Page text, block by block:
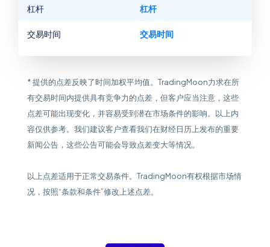
杠杆 杠杆
交易时间 交易时间
* 提供的点差反映了时间加权平均值。TradingMoon力求在所
有交易时间内提供具有竞争力的点差，但客户应当注意，这些
点差可能出现变化，并容易受到潜在市场条件的影响。以上内
容仅供参考。我们建议客户查看我们在财经日历上发布的重要
新闻公告，这些公告可能会导致点差变大等情况。
以上点差适用于正常交易条件。TradingMoon有权根据市场情
况，按照“条款和条件”修改上述点差。